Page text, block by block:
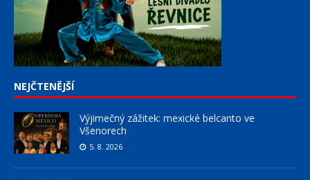
NEJČTENĚJŠÍ
Výjimečný zážitek: mexické belcanto ve
Všenorech
5. 8. 2026